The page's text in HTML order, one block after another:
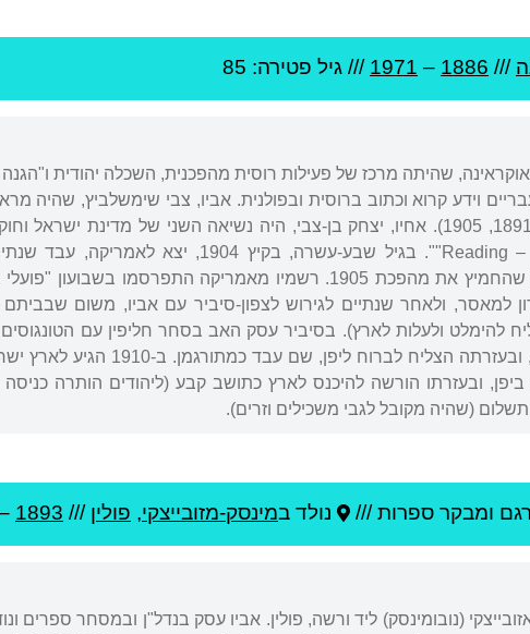
///
1886
–
1971 /// גיל פטירה: 85
אוקראינה, שהיתה מרכז של פעילות רוסית מהפכנית, השכלה יהודית
וידע קרוא וכתוב ברוסית ובפולנית. אביו, צבי שימשלביץ, שהיה
ביקר בארץ פעמיים (1891, 1905). אחיו, יצחק בן-צבי, היה נשיאה השני של
לפולטבה, מאוכזב על שהחמיץ את מהפכת 1905. רשמיו מאמריקה
למאסר, ולאחר שנתיים לגירוש לצפון-סיביר עם אביו, משום
להימלט ולעלות לארץ). בסיביר עסק האב בסחר חליפין עם הטונגוסים
של השפה הטונגוסית, ובעזרתה
ביפן, ובעזרתו הורשה להיכנס לארץ כתושב קבע (ליהודים הותרה
(שהיה מקובל לגבי משכילים וזרים).
ומבקר ספרות /// נולד במינסק-מזובייצקי, פולין ///
1893
(נובומינסק) ליד ורשה, פולין. אביו עסק בנדל"ן ובמסחר ספרים